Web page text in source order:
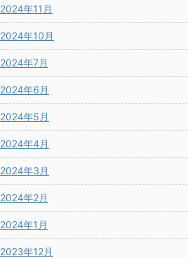
2024年11月
2024年10月
2024年7月
2024年6月
2024年5月
2024年4月
2024年3月
2024年2月
2024年1月
2023年12月